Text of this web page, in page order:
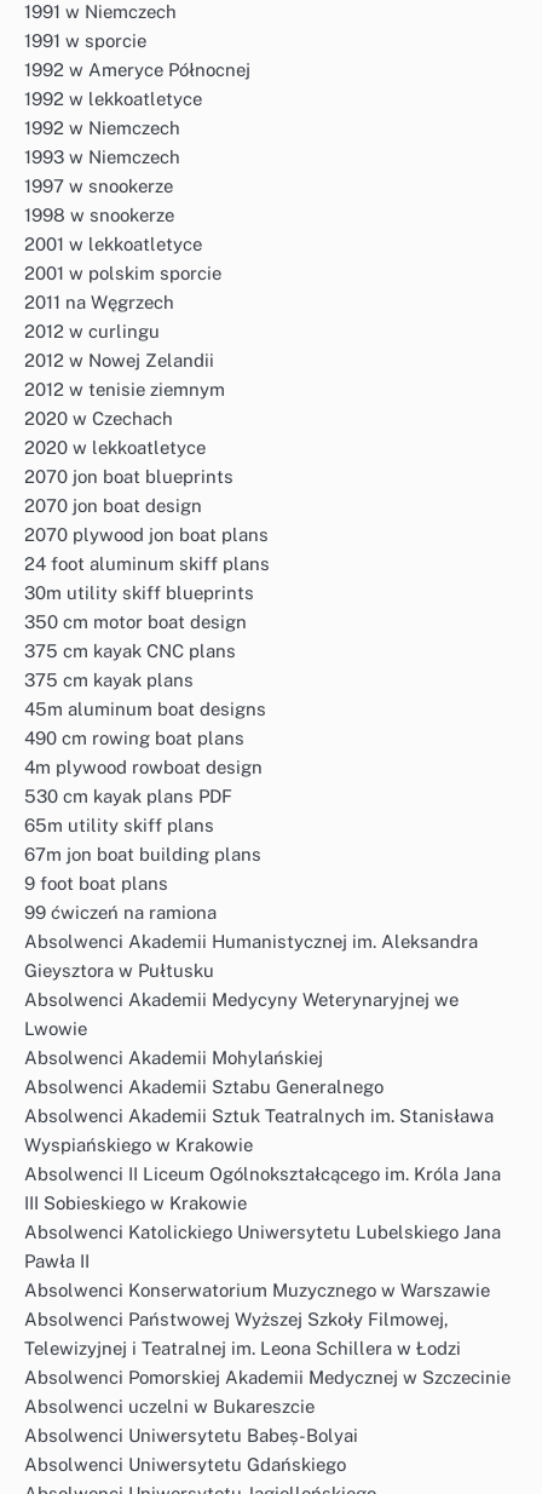
1991 w Niemczech
1991 w sporcie
1992 w Ameryce Północnej
1992 w lekkoatletyce
1992 w Niemczech
1993 w Niemczech
1997 w snookerze
1998 w snookerze
2001 w lekkoatletyce
2001 w polskim sporcie
2011 na Węgrzech
2012 w curlingu
2012 w Nowej Zelandii
2012 w tenisie ziemnym
2020 w Czechach
2020 w lekkoatletyce
2070 jon boat blueprints
2070 jon boat design
2070 plywood jon boat plans
24 foot aluminum skiff plans
30m utility skiff blueprints
350 cm motor boat design
375 cm kayak CNC plans
375 cm kayak plans
45m aluminum boat designs
490 cm rowing boat plans
4m plywood rowboat design
530 cm kayak plans PDF
65m utility skiff plans
67m jon boat building plans
9 foot boat plans
99 ćwiczeń na ramiona
Absolwenci Akademii Humanistycznej im. Aleksandra
Gieysztora w Pułtusku
Absolwenci Akademii Medycyny Weterynaryjnej we
Lwowie
Absolwenci Akademii Mohylańskiej
Absolwenci Akademii Sztabu Generalnego
Absolwenci Akademii Sztuk Teatralnych im. Stanisława
Wyspiańskiego w Krakowie
Absolwenci II Liceum Ogólnokształcącego im. Króla Jana
III Sobieskiego w Krakowie
Absolwenci Katolickiego Uniwersytetu Lubelskiego Jana
Pawła II
Absolwenci Konserwatorium Muzycznego w Warszawie
Absolwenci Państwowej Wyższej Szkoły Filmowej,
Telewizyjnej i Teatralnej im. Leona Schillera w Łodzi
Absolwenci Pomorskiej Akademii Medycznej w Szczecinie
Absolwenci uczelni w Bukareszcie
Absolwenci Uniwersytetu Babeș-Bolyai
Absolwenci Uniwersytetu Gdańskiego